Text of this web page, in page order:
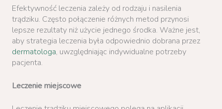
Efektywność leczenia zależy od rodzaju i nasilenia
trądziku. Często połączenie różnych metod przynosi
lepsze rezultaty niż użycie jednego środka. Ważne jest,
aby strategia leczenia była odpowiednio dobrana przez
dermatologa, uwzględniając indywidualne potrzeby
pacjenta.
Leczenie miejscowe